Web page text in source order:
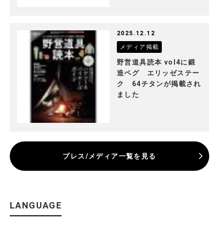
2025.12.12
メディア掲載
野営道具読本 vol4に鍛
造ペグ エリッゼステー
ク 64チタンが掲載され
ました
プレス/メディア一覧を見る
LANGUAGE